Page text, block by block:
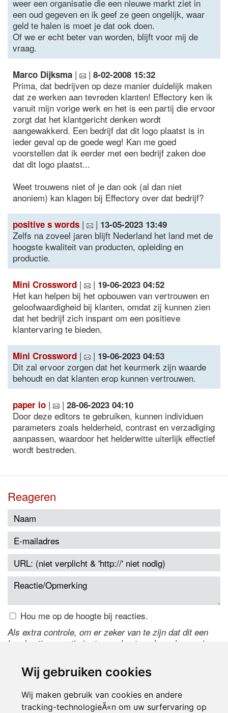
Wij gebruiken cookies
Wij maken gebruik van cookies en andere
tracking-technologieÃ«n om uw surfervaring op
weer een organisatie die een nieuwe markt ziet in
een oud gegeven en ik geef ze geen ongelijk, waar
geld te halen is moet je dat ook doen.
Of we er echt beter van worden, blijft voor mij de
vraag.
Marco Dijksma | | 8-02-2008 15:32
Prima, dat bedrijven op deze manier duidelijk maken
dat ze werken aan tevreden klanten! Effectory ken ik
vanuit mijn vorige werk en het is een partij die ervoor
zorgt dat het klantgericht denken wordt
aangewakkerd. Een bedrijf dat dit logo plaatst is in
ieder geval op de goede weg! Kan me goed
voorstellen dat ik eerder met een bedrijf zaken doe
dat dit logo plaatst...
Weet trouwens niet of je dan ook (al dan niet
anoniem) kan klagen bij Effectory over dat bedrijf?
positive s words | | 13-05-2023 13:49
Zelfs na zoveel jaren blijft Nederland het land met de
hoogste kwaliteit van producten, opleiding en
productie.
Mini Crossword | | 19-06-2023 04:52
Het kan helpen bij het opbouwen van vertrouwen en
geloofwaardigheid bij klanten, omdat zij kunnen zien
dat het bedrijf zich inspant om een positieve
klantervaring te bieden.
Mini Crossword | | 19-06-2023 04:53
Dit zal ervoor zorgen dat het keurmerk zijn waarde
behoudt en dat klanten erop kunnen vertrouwen.
paper io | | 28-06-2023 04:10
Door deze editors te gebruiken, kunnen individuen
parameters zoals helderheid, contrast en verzadiging
aanpassen, waardoor het helderwitte uiterlijk effectief
wordt bestreden.
Reageren
Hou me op de hoogte bij reacties.
Als extra controle, om er zeker van te zijn dat dit een
handmatige reactie is, typ onderstaande code over in
de code te wijzigen.